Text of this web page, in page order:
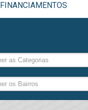
FINANCIAMENTOS